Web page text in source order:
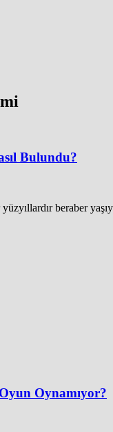
Bulundu?
beraber
Oynamıyor?